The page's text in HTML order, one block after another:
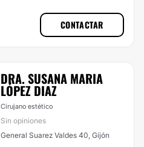
CONTACTAR
DRA. SUSANA MARIA
LÓPEZ DIAZ
Cirujano estético
Sin opiniones
General Suarez Valdes 40, Gijón